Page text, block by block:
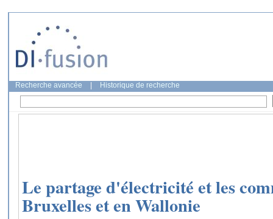
Recherche avancée Historique de recherche
Le partage d'électricité et les
Bruxelles et en Wallonie